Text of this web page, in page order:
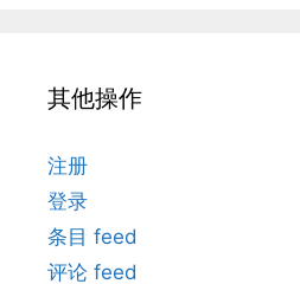
其他操作
注册
登录
条目 feed
评论 feed